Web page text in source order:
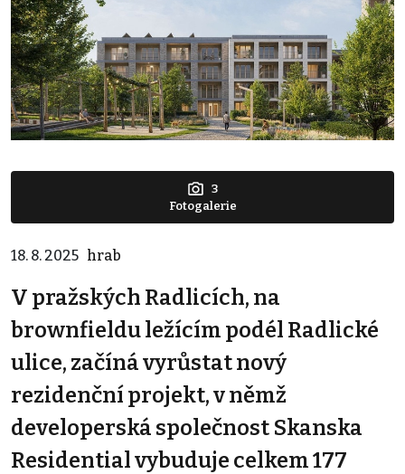
3
Fotogalerie
18. 8. 2025 hrab
V pražských Radlicích, na
brownfieldu ležícím podél Radlické
ulice, začíná vyrůstat nový
rezidenční projekt, v němž
developerská společnost Skanska
Residential vybuduje celkem 177